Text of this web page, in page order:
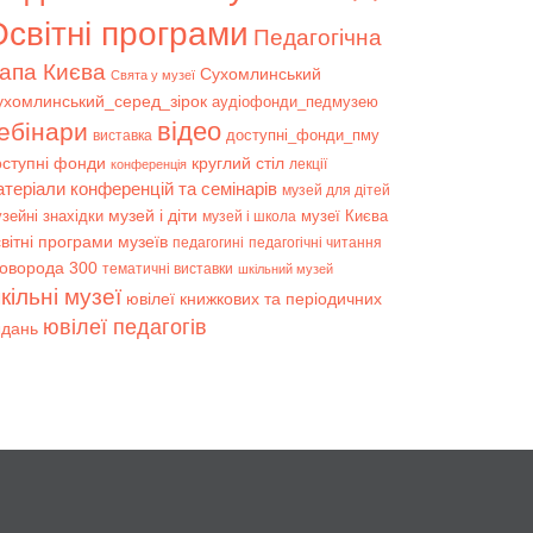
програми Педагогічна
Києва Свята у музеї Сухомлинський
аудіофонди_педмузею
виставка відео доступні_фонди_пму
фонди конференція круглий стіл лекції
конференцій та семінарів музей для дітей
знахідки музей і діти музей і школа музеї Києва
програми музеїв педагогині педагогічні читання
300 тематичні виставки шкільний музей
музеї ювілеї книжкових та періодичних
ювілеї педагогів